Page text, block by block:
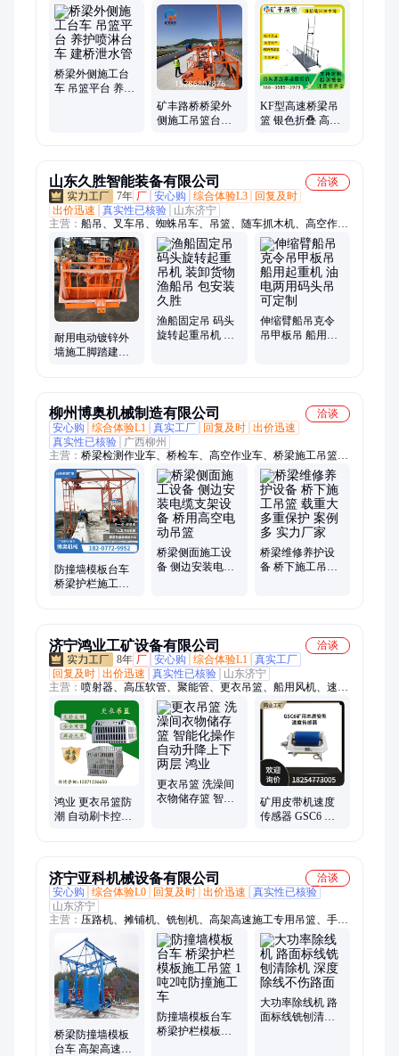
车、桥梁排水管施工台车、排水管施工台车、外侧施工台车、桥
梁外侧施工台车、桥外施工台车、桥梁护栏安装台车、防撞墙安
装台车、桥梁防撞墙安装台车、防撞墙护栏台车、排水管台车、
排水管安装台车、桥梁排水管安装台车、二次张拉台车、盖梁二
次张拉台车、梁场张拉台车、隧道沟槽台车、桥梁泄水管安装台
车、落水管安装台车、隧道喷淋养护台车、隧道养护台车、梁场
养护喷淋台车、预应力张拉机
桥梁外侧施工台
车 吊篮平台 养护
矿丰路桥桥梁外
侧施工吊篮台车
KF型高速桥梁吊
篮 银色折叠 高效
山东久胜智能装备有限公司
洽谈
7年 厂 安心购 综合体验L3
回复及时
出价迅速
真实性已核验
山东济宁
主营： 船吊、叉车吊、蜘蛛吊车、吊篮、随车抓木机、高空作业
车、蓝牌随车吊、折臂吊、随车挖、履带蜘蛛吊、吊挖一体机、
三轮随车吊、履带随车吊、三轮吊、履带随车挖、履带吊车、船
用起重机、拖拉机平板吊、履带随车抓、下葬车、四不像吊车、
车载吊机、抓木机、拖拉机吊钻一体机、小吊车、装载机
耐用电动镀锌外
墙施工脚踏建筑
渔船固定吊 码头
旋转起重吊机 装
伸缩臂船吊克令
吊甲板吊 船用起
柳州博奥机械制造有限公司
洽谈
安心购
综合体验L1 真实工厂 回复及时 出价迅速
真实性已核验
广西柳州
主营： 桥梁检测作业车、桥检车、高空作业车、桥梁施工吊篮、
桥梁吊篮、高空吊篮、桥梁排水管施工台车、防撞护栏施工台
车、桥梁底部吊篮、桥下施工吊篮、桥梁外侧施工吊篮、桥梁涂
装吊篮、排水管安装车、防撞墙模板台车、桥梁检测车、简易桥
梁检测车、桥梁检修平台、小型桥检车、高速桥梁养护作业车、
桥梁检查平台、桥梁检查小车、升降作业平台、桥梁操作平台、
吊架、桥梁兜底平台
防撞墙模板台车
桥梁护栏施工平
桥梁侧面施工设
备 侧边安装电缆
桥梁维修养护设
备 桥下施工吊篮
济宁鸿业工矿设备有限公司
洽谈
8年 厂 安心购 综合体验L1 真实工厂
回复及时 出价迅速 真实性已核验
山东济宁
主营： 喷射器、高压软管、聚能管、更衣吊篮、船用风机、速凝
剂、气浮搬运车、螺旋千斤顶、手拉葫芦、牵引绞索、道口栏木
机、矿用风门、树篦子、临时支护、叉车吊、皮带硫化机、链轮
组件、矿用密闭门、电动卷扬机、翻车机、拆缸机、洗靴机、电
动搬运坦克车、矿车轮对、搬运气垫、裤管风机
鸿业 更衣吊篮防
潮 自动刷卡控制
更衣吊篮 洗澡间
衣物储存篮 智能
矿用皮带机速度
传感器 GSC6 打
济宁亚科机械设备有限公司
洽谈
安心购
综合体验L0 回复及时 出价迅速
真实性已核验
山东济宁
主营： 压路机、摊铺机、铣刨机、高架高速施工专用吊篮、手推
划线机、路面吹风机、座驾抹光机、道路划线机、路面凿毛机、
地坪磨光机、路面填缝机、铣刨凿毛机、桥面整平机、手推吹雪
机、地面吹风机、热熔划线机、沥青灌缝机、马路吹风机、马路
划线机、裂缝修补机、桥梁凿毛机、履带运输车、桥梁养护器、
框架式振动梁、马路切割机
桥梁防撞墙模板
台车 高架高速施
防撞墙模板台车
桥梁护栏模板施
大功率除线机 路
面标线铣刨清除